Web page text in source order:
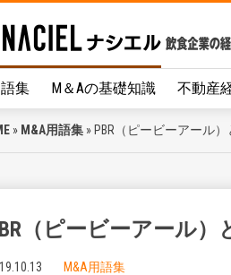
集 M＆Aの基礎知識 不動産
» M&A用語集 » PBR（ピービーアール）
（ピービーアール）
M&A用語集